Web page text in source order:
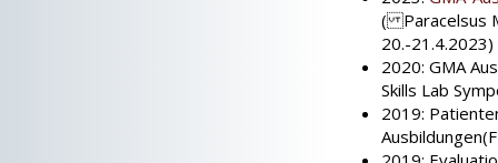
( Paracelsus
20.-21.4.2023)
2020: GMA
Skills Lab
2019: